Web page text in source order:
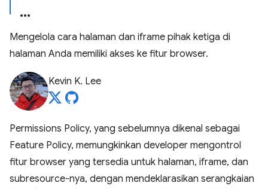
Mengelola cara halaman dan iframe pihak ketiga di
halaman Anda memiliki akses ke fitur browser.
Kevin K. Lee
Permissions Policy, yang sebelumnya dikenal sebagai
Feature Policy, memungkinkan developer mengontrol
fitur browser yang tersedia untuk halaman, iframe, dan
subresource-nya, dengan mendeklarasikan serangkaian